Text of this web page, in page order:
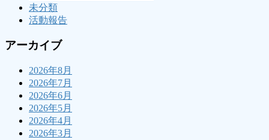
未分類
活動報告
アーカイブ
2026年8月
2026年7月
2026年6月
2026年5月
2026年4月
2026年3月